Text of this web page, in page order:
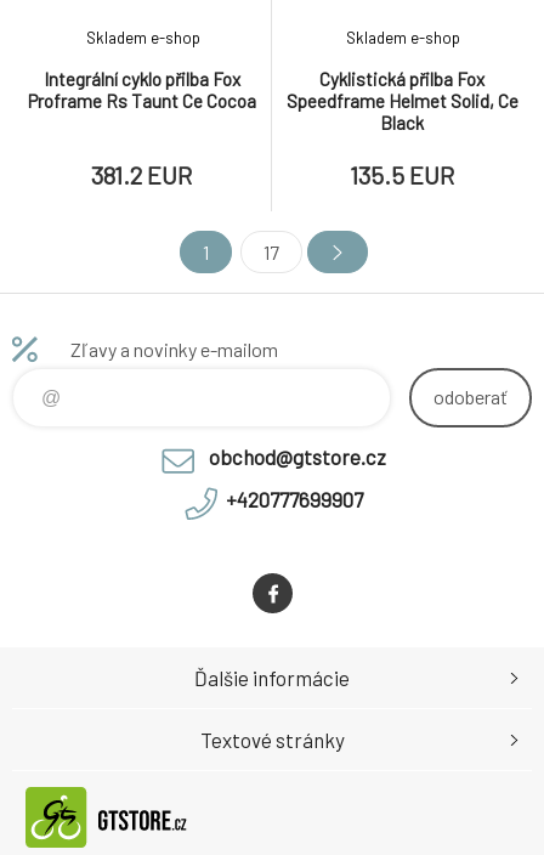
Integrální cyklo přilba Fox
Proframe Rs Taunt Ce Cocoa
Skladem e-shop
381.2 EUR
Cyklistická přilba Fox
Speedframe Helmet Solid, Ce
Black
Skladem e-shop
135.5 EUR
1 17
Zľavy a novinky e-mailom
odoberať
obchod@gtstore.cz
+420777699907
Ďalšie informácie
Textové stránky